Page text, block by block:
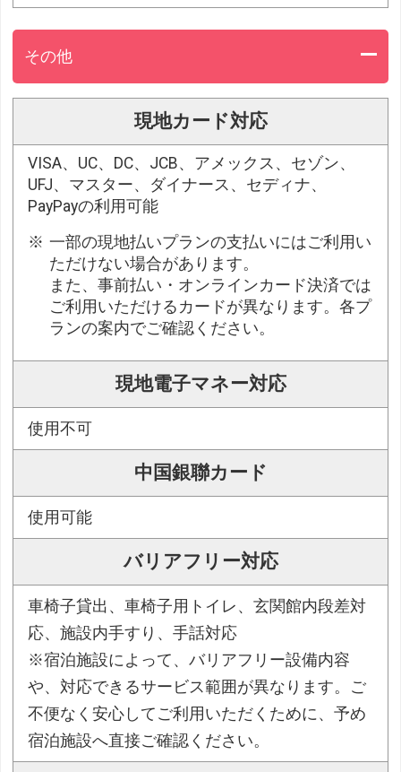
その他
現地カード対応
VISA、UC、DC、JCB、アメックス、セゾン、
UFJ、マスター、ダイナース、セディナ、
PayPayの利用可能
一部の現地払いプランの支払いにはご利用い
ただけない場合があります。
また、事前払い・オンラインカード決済では
ご利用いただけるカードが異なります。各プ
ランの案内でご確認ください。
現地電子マネー対応
使用不可
中国銀聯カード
使用可能
バリアフリー対応
車椅子貸出、車椅子用トイレ、玄関館内段差対
応、施設内手すり、手話対応
※宿泊施設によって、バリアフリー設備内容
や、対応できるサービス範囲が異なります。ご
不便なく安心してご利用いただくために、予め
宿泊施設へ直接ご確認ください。